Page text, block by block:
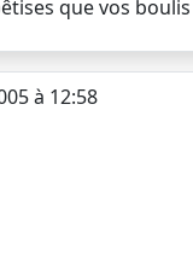
que vos
à 12:58